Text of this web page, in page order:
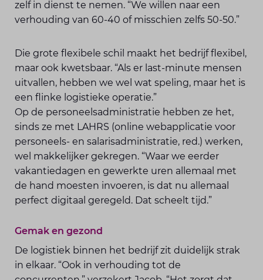
zelf in dienst te nemen. “We willen naar een
verhouding van 60-40 of misschien zelfs 50-50.”
Die grote flexibele schil maakt het bedrijf flexibel,
maar ook kwetsbaar. “Als er last-minute mensen
uitvallen, hebben we wel wat speling, maar het is
een flinke logistieke operatie.”
Op de personeelsadministratie hebben ze het,
sinds ze met LAHRS (online webapplicatie voor
personeels- en salarisadministratie, red.) werken,
wel makkelijker gekregen. “Waar we eerder
vakantiedagen en gewerkte uren allemaal met
de hand moesten invoeren, is dat nu allemaal
perfect digitaal geregeld. Dat scheelt tijd.”
Gemak en gezond
De logistiek binnen het bedrijf zit duide­lijk strak
in elkaar. “Ook in verhouding tot de